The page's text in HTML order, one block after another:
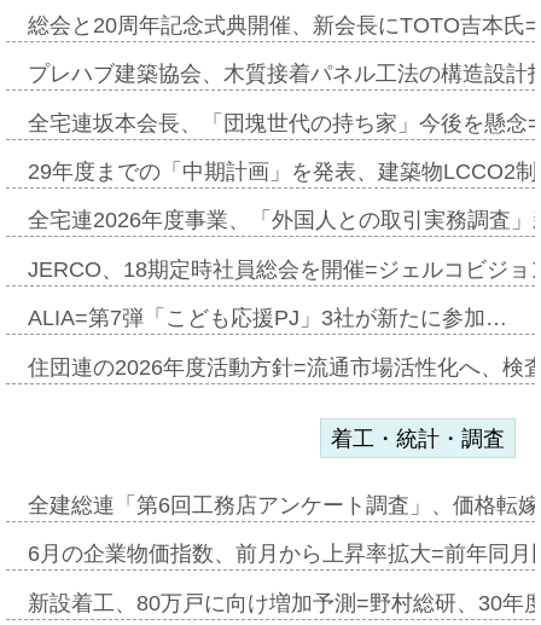
総会と20周年記念式典開催、新会長にTOTO吉本氏
プレハブ建築協会、木質接着パネル工法の構造設
全宅連坂本会長、「団塊世代の持ち家」今後を懸
29年度までの「中期計画」を発表、建築物LCCO2
全宅連2026年度事業、「外国人との取引実務調査
JERCO、18期定時社員総会を開催=ジェルコビジ
ALIA=第7弾「こども応援PJ」3社が新たに参加…
住団連の2026年度活動方針=流通市場活性化へ、検
着工・統計・調査
全建総連「第6回工務店アンケート調査」、価格転
6月の企業物価指数、前月から上昇率拡大=前年同
新設着工、80万戸に向け増加予測=野村総研、30年